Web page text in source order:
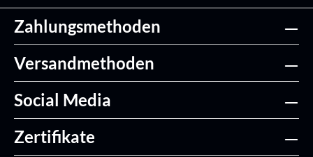
Zahlungsmethoden
Versandmethoden
Social Media
Zertifikate